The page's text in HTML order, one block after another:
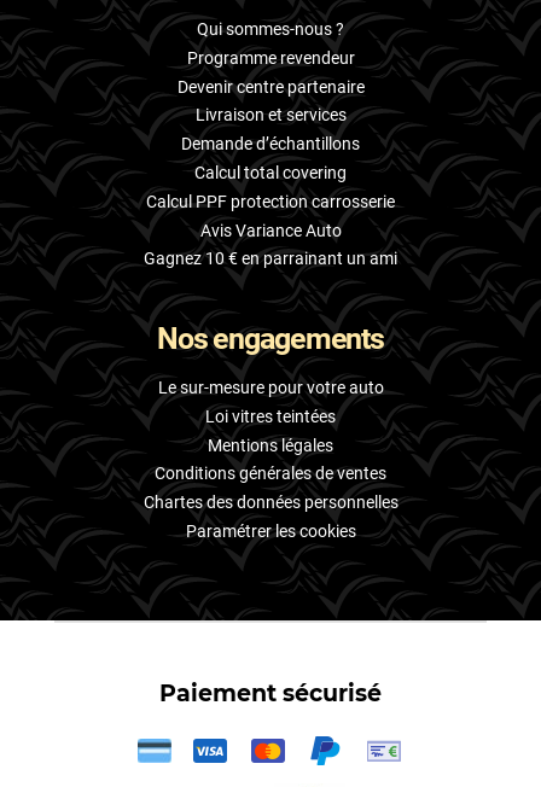
Smart
Ssangyong
Subaru
Suzuki
Tata
Tesla
Toyota
Volkswagen
Volvo
Xpeng
Qui sommes-nous ?
Programme revendeur
Devenir centre partenaire
Livraison et services
Demande d’échantillons
Calcul total covering
Calcul PPF protection carrosserie
Avis Variance Auto
Gagnez 10 € en parrainant un ami
Nos engagements
Le sur-mesure pour votre auto
Loi vitres teintées
Mentions légales
Conditions générales de ventes
Chartes des données personnelles
Paramétrer les cookies
Paiement sécurisé